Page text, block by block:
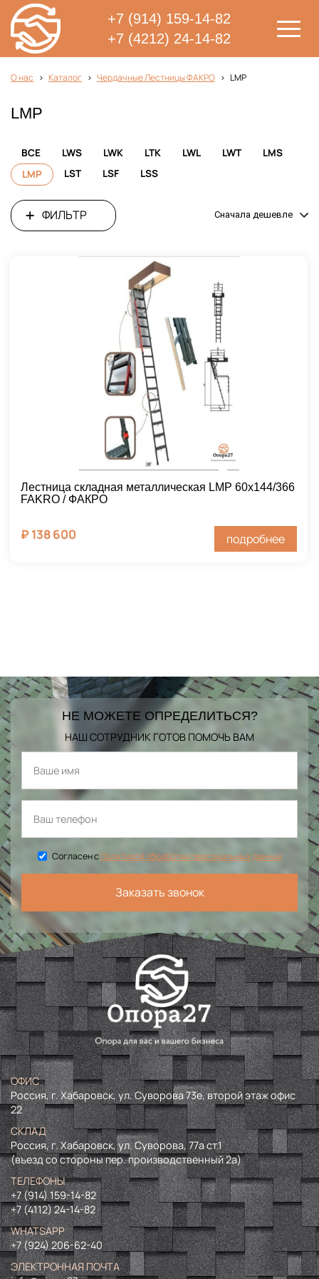
+7 (914) 159-14-82
+7 (4212) 24-14-82
О нас Каталог Чердачные Лестницы ФАКРО LMP
LMP
ВСЕ LWS LWK LTK LWL LWT
LMS
LMP
LST LSF LSS
ФИЛЬТР Сначала дешевле
Лестница складная металлическая LMP 60х144/366
FAKRO / ФАКРО
₽ 138 600 подробнее
НЕ МОЖЕТЕ ОПРЕДЕЛИТЬСЯ?
НАШ СОТРУДНИК ГОТОВ ПОМОЧЬ ВАМ
Согласен сПолитикой обработки персональных данных
Заказать звонок
ОФИС
Россия, г. Хабаровск, ул. Суворова 73е, второй этаж офис
22
СКЛАД
Россия, г. Хабаровск, ул. Суворова, 77а ст.1
(въезд со стороны пер. производственный 2а)
ТЕЛЕФОНЫ
+7 (914) 159-14-82
+7 (4112) 24-14-82
WHATSAPP
+7 (924) 206-62-40
ЭЛЕКТРОННАЯ ПОЧТА